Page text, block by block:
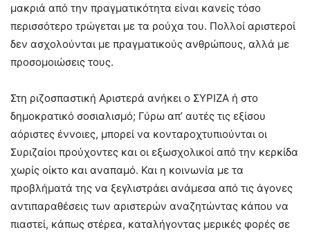
μακριά από την πραγματικότητα είναι κανείς τόσο
περισσότερο τρώγεται με τα ρούχα του. Πολλοί αριστεροί
δεν ασχολούνται με πραγματικούς ανθρώπους, αλλά με
προσομοιώσεις τους.
Στη ριζοσπαστική Αριστερά ανήκει ο ΣΥΡΙΖΑ ή στο
δημοκρατικό σοσιαλισμό; Γύρω απ’ αυτές τις εξίσου
αόριστες έννοιες, μπορεί να κονταροχτυπιούνται οι
Συριζαίοι προύχοντες και οι εξωσχολικοί από την κερκίδα
χωρίς οίκτο και αναπαμό. Και η κοινωνία με τα
προβλήματά της να ξεγλιστράει ανάμεσα από τις άγονες
αντιπαραθέσεις των αριστερών αναζητώντας κάπου να
πιαστεί, κάπως στέρεα, καταλήγοντας μερικές φορές σε